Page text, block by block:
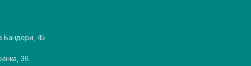
Бандери, 45
36